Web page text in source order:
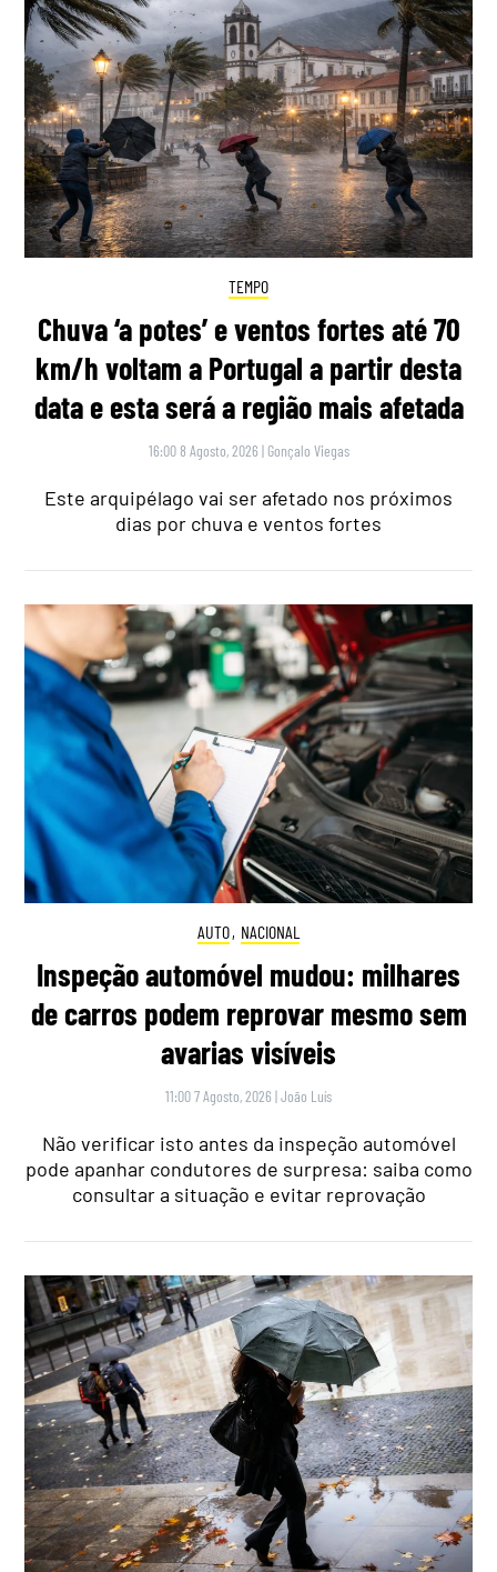
TEMPO
Chuva ‘a potes’ e ventos fortes até 70
km/h voltam a Portugal a partir desta
data e esta será a região mais afetada
16:00 8 Agosto, 2026 | Gonçalo Viegas
Este arquipélago vai ser afetado nos próximos
dias por chuva e ventos fortes
AUTO, NACIONAL
Inspeção automóvel mudou: milhares
de carros podem reprovar mesmo sem
avarias visíveis
11:00 7 Agosto, 2026 |João Luís
Não verificar isto antes da inspeção automóvel
pode apanhar condutores de surpresa: saiba como
consultar a situação e evitar reprovação